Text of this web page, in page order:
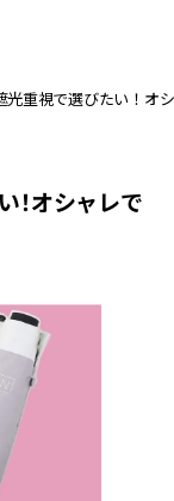
光重視で選びたい！オ
！オシャレで